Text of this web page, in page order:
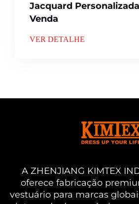
Jacquard
Venda
VER DETALHE
A ZHENJIANG KIMTEX
oferece fabricação
vestuário para marcas